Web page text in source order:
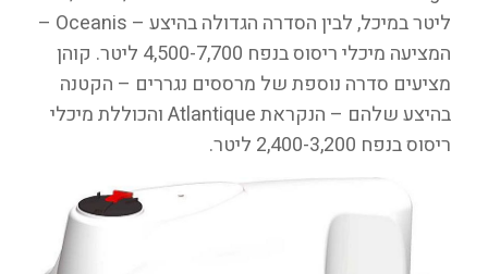
ליטר במיכל, לבין הסדרה הגדולה בהיצע – Oceanis –
המציעה מיכלי ריסוס בנפח 4,500-7,700 ליטר. קוהן
מציעים סדרה נוספת של מרססים נגררים – הקטנה
בהיצע שלהם – הנקראת Atlantique והכוללת מיכלי
ריסוס בנפח 2,400-3,200 ליטר.